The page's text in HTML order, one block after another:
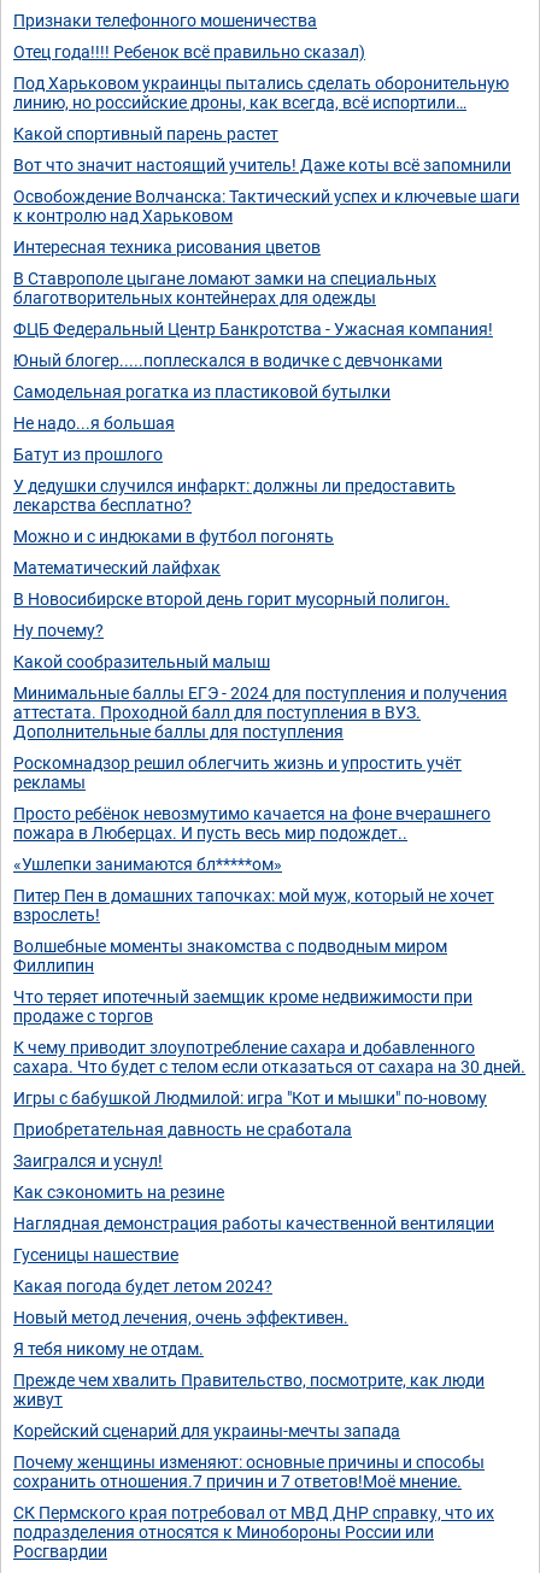
Признаки телефонного мошеничества
Отец года!!!! Ребенок всё правильно сказал)
Под Харьковом украинцы пытались сделать оборонительную
линию, но российские дроны, как всегда, всё испортили…
Какой спортивный парень растет
Вот что значит настоящий учитель! Даже коты всё запомнили
Освобождение Волчанска: Тактический успех и ключевые шаги
к контролю над Харьковом
Интересная техника рисования цветов
В Ставрополе цыгане ломают замки на специальных
благотворительных контейнерах для одежды
ФЦБ Федеральный Центр Банкротства - Ужасная компания!
Юный блогер.....поплескался в водичке с девчонками
Самодельная рогатка из пластиковой бутылки
Не надо...я большая
Батут из прошлого
У дедушки случился инфаркт: должны ли предоставить
лекарства бесплатно?
Можно и с индюками в футбол погонять
Математический лайфхак
В Новосибирске второй день горит мусорный полигон.
Ну почему?
Какой сообразительный малыш
Минимальные баллы ЕГЭ - 2024 для поступления и получения
аттестата. Проходной балл для поступления в ВУЗ.
Дополнительные баллы для поступления
Роскомнадзор решил облегчить жизнь и упростить учёт
рекламы
Просто ребёнок невозмутимо качается на фоне вчерашнего
пожара в Люберцах. И пусть весь мир подождет..
«Ушлепки занимаются бл*****ом»
Питер Пен в домашних тапочках: мой муж, который не хочет
взрослеть!
Волшебные моменты знакомства с подводным миром
Филлипин
Что теряет ипотечный заемщик кроме недвижимости при
продаже с торгов
К чему приводит злоупотребление сахара и добавленного
сахара. Что будет с телом если отказаться от сахара на 30 дней.
Игры с бабушкой Людмилой: игра "Кот и мышки" по-новому
Приобретательная давность не сработала
Заигрался и уснул!
Как сэкономить на резине
Наглядная демонстрация работы качественной вентиляции
Гусеницы нашествие
Какая погода будет летом 2024?
Новый метод лечения, очень эффективен.
Я тебя никому не отдам.
Прежде чем хвалить Правительство, посмотрите, как люди
живут
Корейский сценарий для украины-мечты запада
Почему женщины изменяют: основные причины и способы
сохранить отношения.7 причин и 7 ответов!Моё мнение.
СК Пермского края потребовал от МВД ДНР справку, что их
подразделения относятся к Минобороны России или
Росгвардии